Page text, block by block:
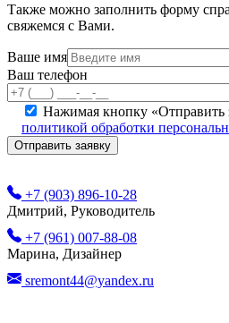
Также можно заполнить форму
свяжемся с Вами.
Ваше имя
Ваш телефон
Нажимая кнопку «Отправить
политикой обработки
+7 (903) 896-10-28
Дмитрий, Руководитель
+7 (961) 007-88-08
Марина, Дизайнер
sremont44@yandex.ru